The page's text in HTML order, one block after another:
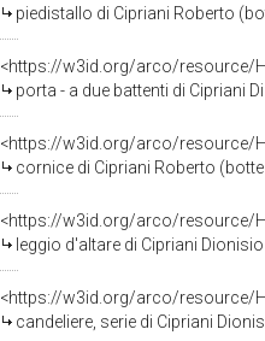
piedistallo di Cipriani Roberto
<https://w3id.org/arco/resource/
porta - a due battenti di Cipriani
<https://w3id.org/arco/resource/
cornice di Cipriani Roberto
<https://w3id.org/arco/resource/
leggio d'altare di Cipriani
<https://w3id.org/arco/resource/
candeliere, serie di Cipriani